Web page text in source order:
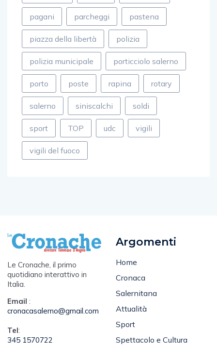
pagani parcheggi pastena
piazza della libertà polizia
polizia municipale porticciolo salerno
porto poste rapina rotary
salerno siniscalchi soldi
sport TOP udc vigili
vigili del fuoco
Le Cronache, il primo
quotidiano interattivo in
Italia.
Email :
cronacasalerno@gmail.com
Tel:
345 1570722
Argomenti
Home
Cronaca
Salernitana
Attualità
Sport
Spettacolo e Cultura